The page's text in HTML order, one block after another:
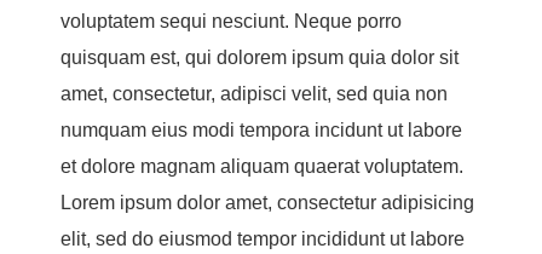
voluptatem sequi nesciunt. Neque porro
quisquam est, qui dolorem ipsum quia dolor sit
amet, consectetur, adipisci velit, sed quia non
numquam eius modi tempora incidunt ut labore
et dolore magnam aliquam quaerat voluptatem.
Lorem ipsum dolor amet, consectetur adipisicing
elit, sed do eiusmod tempor incididunt ut labore